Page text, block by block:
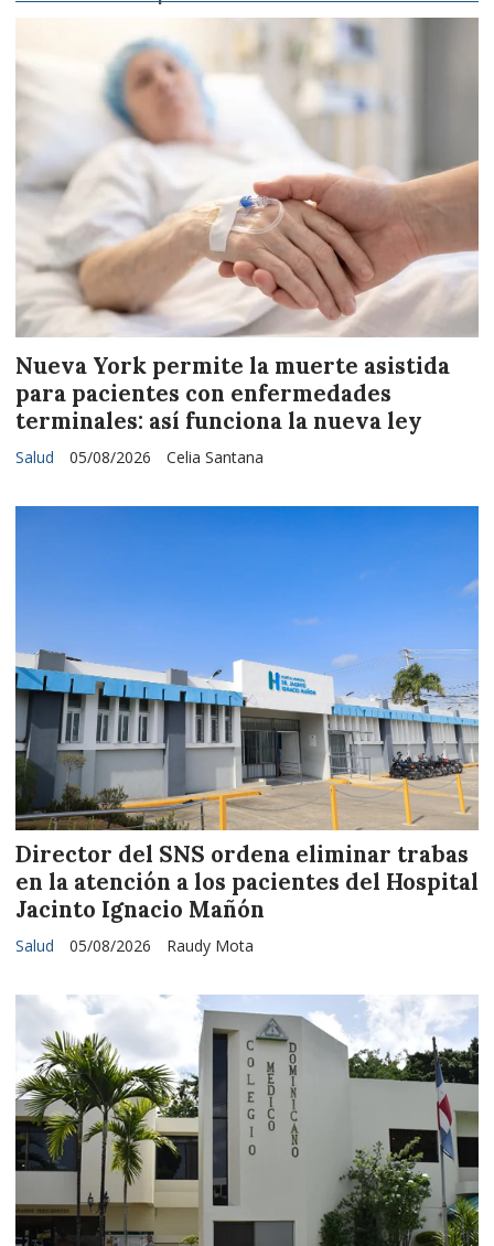
Nueva York permite la muerte asistida
para pacientes con enfermedades
terminales: así funciona la nueva ley
Celia Santana
Salud 05/08/2026
Director del SNS ordena eliminar trabas
en la atención a los pacientes del Hospital
Jacinto Ignacio Mañón
Raudy Mota
Salud 05/08/2026